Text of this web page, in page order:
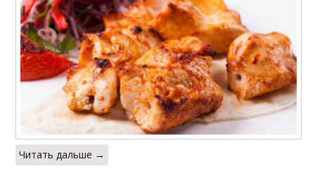
Шашлык из куриной
грудки
Читать дальше →